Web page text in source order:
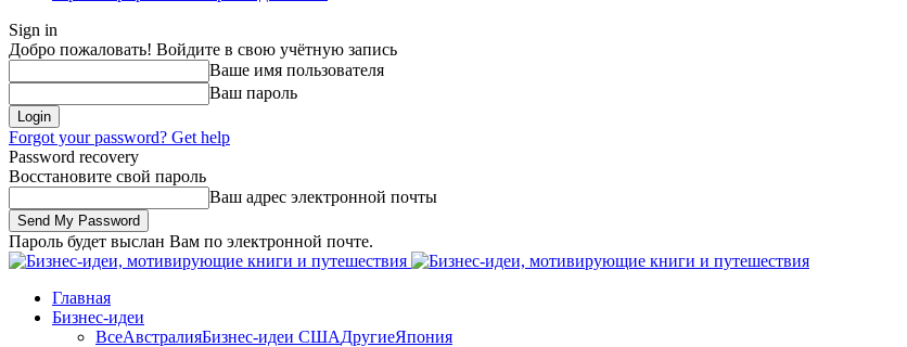
Sign in
Добро пожаловать! Войдите в свою учётную запись
Ваше имя пользователя
Ваш пароль
Forgot your password? Get help
Password recovery
Восстановите свой пароль
Ваш адрес электронной почты
Пароль будет выслан Вам по электронной почте.
Главная
Бизнес-идеи
ВсеАвстралияБизнес-идеи СШАДругиеЯпония